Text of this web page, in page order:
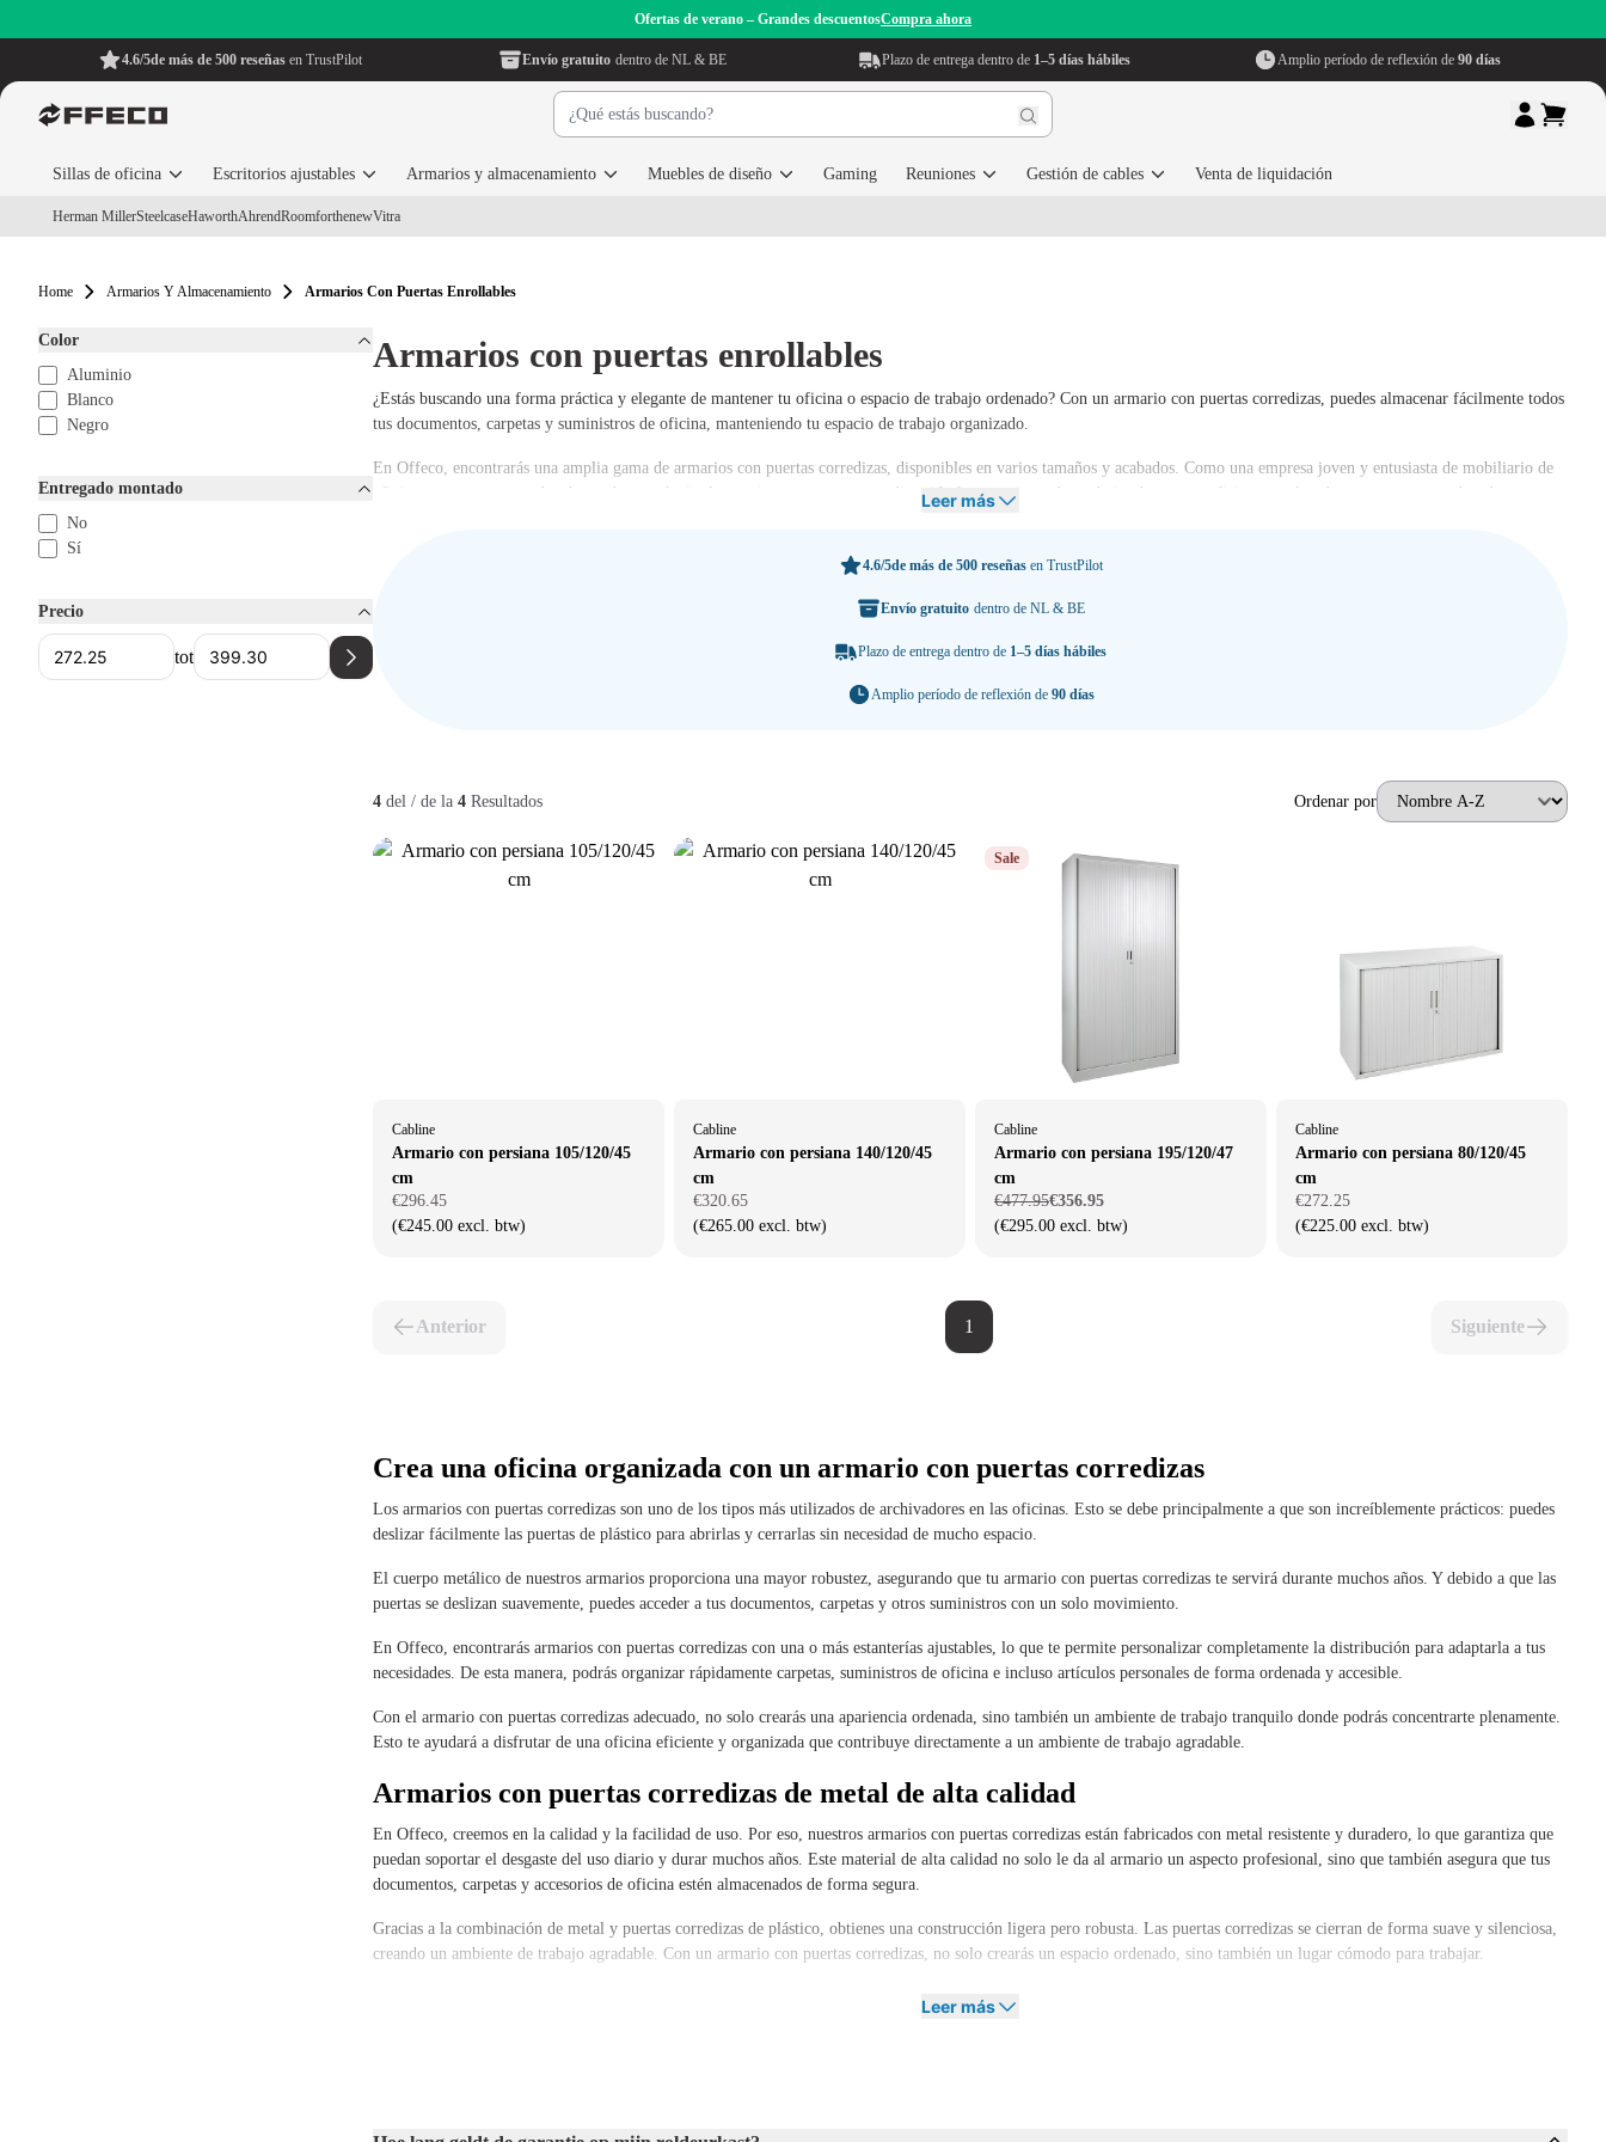
Ofertas de verano – Grandes descuentosCompra ahora
4.6/5de más de 500 reseñasen TrustPilot Envío gratuito dentro de NL & BE Plazo de entrega dentro de 1–5 días hábiles Amplio período de reflexión de 90 días
Sillas de oficina Escritorios ajustables Armarios y almacenamiento Muebles de diseño Gaming Reuniones Gestión de cables Venta de liquidación
Herman MillerSteelcaseHaworthAhrendRoomforthenewVitra
Home Armarios Y Almacenamiento Armarios Con Puertas Enrollables
Color
Aluminio
Blanco
Negro
Entregado montado
No
Sí
Precio
tot
Armarios con puertas enrollables
¿Estás buscando una forma práctica y elegante de mantener tu oficina o espacio de trabajo ordenado? Con un armario con puertas corredizas, puedes almacenar fácilmente todos
tus documentos, carpetas y suministros de oficina, manteniendo tu espacio de trabajo organizado.
En Offeco, encontrarás una amplia gama de armarios con puertas corredizas, disponibles en varios tamaños y acabados. Como una empresa joven y entusiasta de mobiliario de
oficina, estamos encantados de ayudarte a elegir el armario con puertas corredizas ideal para que puedas trabajar de manera eficiente y cómoda en un entorno ordenado.
Leer más
4.6/5de más de 500 reseñasen TrustPilot
Envío gratuito dentro de NL & BE
Plazo de entrega dentro de 1–5 días hábiles
Amplio período de reflexión de 90 días
4 del / de la 4 Resultados Ordenar por
Cabline
Armario con persiana 105/120/45
cm
€296.45
(€245.00 excl. btw)
Cabline
Armario con persiana 140/120/45
cm
€320.65
(€265.00 excl. btw)
Sale
Cabline
Armario con persiana 195/120/47
cm
€477.95€356.95
(€295.00 excl. btw)
Cabline
Armario con persiana 80/120/45
cm
€272.25
(€225.00 excl. btw)
Anterior 1 Siguiente
Crea una oficina organizada con un armario con puertas corredizas
Los armarios con puertas corredizas son uno de los tipos más utilizados de archivadores en las oficinas. Esto se debe principalmente a que son increíblemente prácticos: puedes
deslizar fácilmente las puertas de plástico para abrirlas y cerrarlas sin necesidad de mucho espacio.
El cuerpo metálico de nuestros armarios proporciona una mayor robustez, asegurando que tu armario con puertas corredizas te servirá durante muchos años. Y debido a que las
puertas se deslizan suavemente, puedes acceder a tus documentos, carpetas y otros suministros con un solo movimiento.
En Offeco, encontrarás armarios con puertas corredizas con una o más estanterías ajustables, lo que te permite personalizar completamente la distribución para adaptarla a tus
necesidades. De esta manera, podrás organizar rápidamente carpetas, suministros de oficina e incluso artículos personales de forma ordenada y accesible.
Con el armario con puertas corredizas adecuado, no solo crearás una apariencia ordenada, sino también un ambiente de trabajo tranquilo donde podrás concentrarte plenamente.
Esto te ayudará a disfrutar de una oficina eficiente y organizada que contribuye directamente a un ambiente de trabajo agradable.
Armarios con puertas corredizas de metal de alta calidad
En Offeco, creemos en la calidad y la facilidad de uso. Por eso, nuestros armarios con puertas corredizas están fabricados con metal resistente y duradero, lo que garantiza que
puedan soportar el desgaste del uso diario y durar muchos años. Este material de alta calidad no solo le da al armario un aspecto profesional, sino que también asegura que tus
documentos, carpetas y accesorios de oficina estén almacenados de forma segura.
Gracias a la combinación de metal y puertas corredizas de plástico, obtienes una construcción ligera pero robusta. Las puertas corredizas se cierran de forma suave y silenciosa,
creando un ambiente de trabajo agradable. Con un armario con puertas corredizas, no solo crearás un espacio ordenado, sino también un lugar cómodo para trabajar.
Elige un armario con puertas corredizas negro, elegante y moderno
Leer más